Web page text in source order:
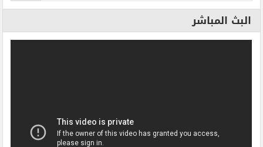
البث المباشر